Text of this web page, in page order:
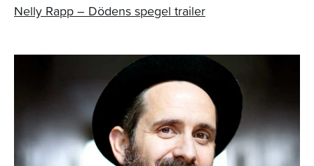
Nelly Rapp – Dödens spegel trailer